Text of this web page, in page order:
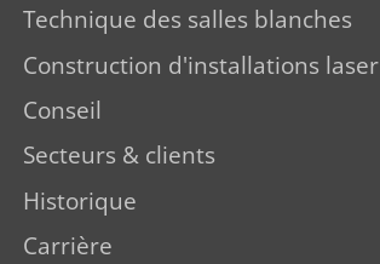
Technique des salles blanches
Construction d'installations laser
Conseil
Secteurs & clients
Historique
Carrière